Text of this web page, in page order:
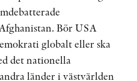
Bör USA
globalt eller ska
det nationella
länder i västvärlden